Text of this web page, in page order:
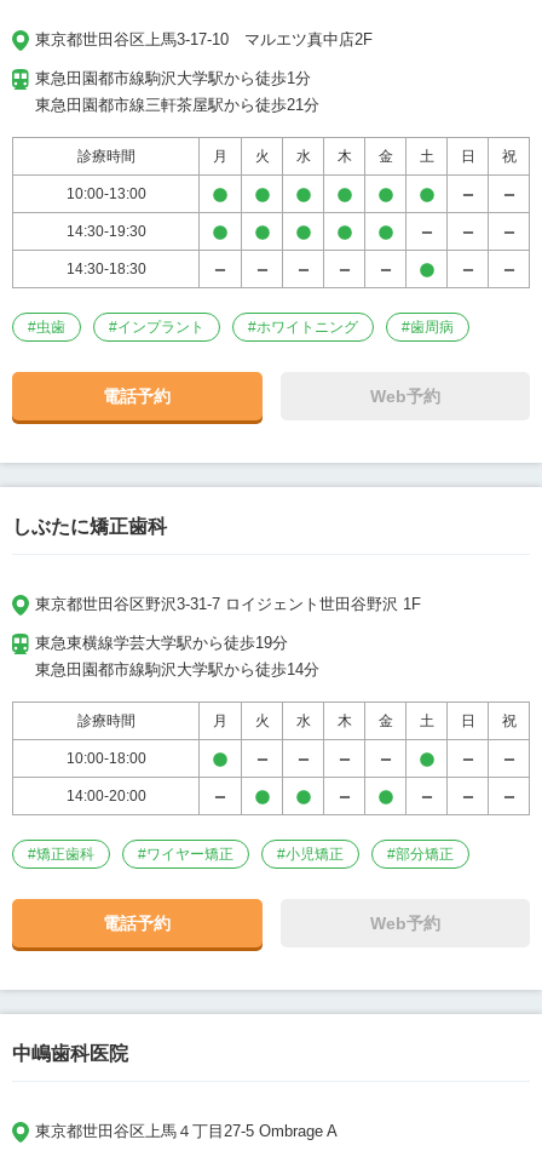
東京都世田谷区上馬3-17-10　マルエツ真中店2F
東急田園都市線駒沢大学駅から徒歩1分
東急田園都市線三軒茶屋駅から徒歩21分
診療時間 月 火 水 木 金 土 日 祝
10:00-13:00
14:30-19:30
14:30-18:30
#虫歯 #インプラント #ホワイトニング #歯周病
電話予約 Web予約
しぶたに矯正歯科
東京都世田谷区野沢3-31-7 ロイジェント世田谷野沢 1F
東急東横線学芸大学駅から徒歩19分
東急田園都市線駒沢大学駅から徒歩14分
診療時間 月 火 水 木 金 土 日 祝
10:00-18:00
14:00-20:00
#矯正歯科 #ワイヤー矯正 #小児矯正 #部分矯正
電話予約 Web予約
中嶋歯科医院
東京都世田谷区上馬４丁目27-5 Ombrage A